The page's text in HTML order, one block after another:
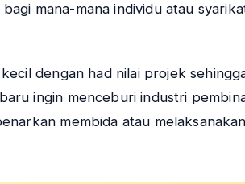
mana-mana individu atau
dengan had nilai projek
ingin menceburi industri
membida atau